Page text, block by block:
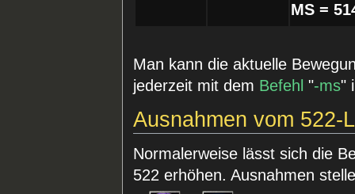
MS =
Man kann die aktuelle
jederzeit mit dem Befehl "-ms"
Ausnahmen vom 522-
Normalerweise lässt sich die
522 erhöhen. Ausnahmen